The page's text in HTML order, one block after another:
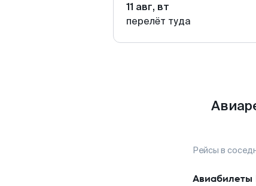
11 авг, вт
перелёт туда
Рейсы в
Авиабилеты